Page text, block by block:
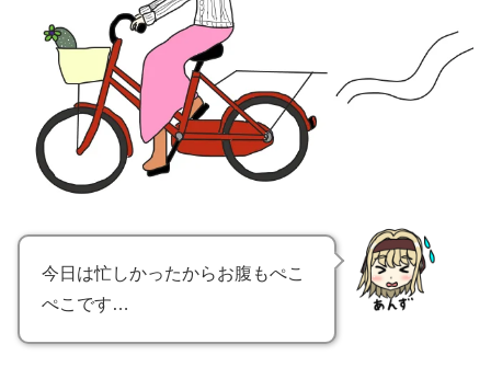
今日は忙しかったからお腹もぺこ
ぺこです…